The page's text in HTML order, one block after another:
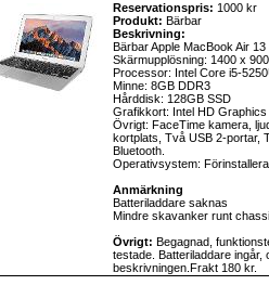
Reservationspris: 1000 kr
Produkt: Bärbar
Beskrivning:
Bärbar Apple MacBook Air
Skärmupplösning: 1400 x 900
Processor: Intel Core i5-
Minne: 8GB DDR3
Hårddisk: 128GB SSD
Grafikkort: Intel HD Graphics
Övrigt: FaceTime kamera,
kortplats, Två USB 2-portar,
Bluetooth.
Operativsystem:
Anmärkning
Batteriladdare saknas
Mindre skavanker runt
Övrigt: Begagnad,
testade. Batteriladdare ingår,
beskrivningen.Frakt 180 kr.